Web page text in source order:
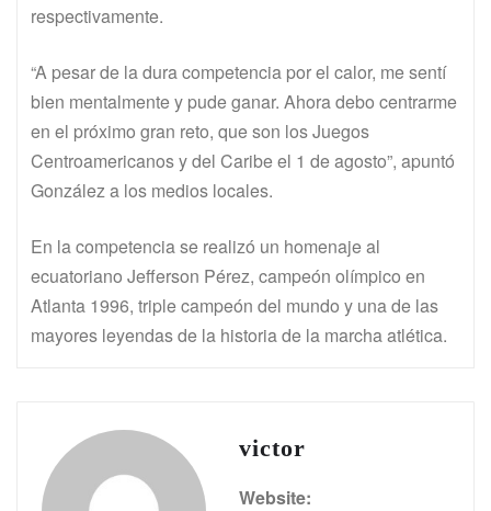
respectivamente.
“A pesar de la dura competencia por el calor, me sentí
bien mentalmente y pude ganar. Ahora debo centrarme
en el próximo gran reto, que son los Juegos
Centroamericanos y del Caribe el 1 de agosto”, apuntó
González a los medios locales.
En la competencia se realizó un homenaje al
ecuatoriano Jefferson Pérez, campeón olímpico en
Atlanta 1996, triple campeón del mundo y una de las
mayores leyendas de la historia de la marcha atlética.
victor
Website: